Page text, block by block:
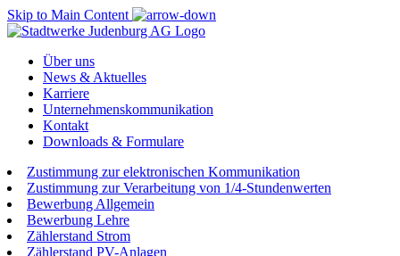
Skip to Main Content
Über uns
News & Aktuelles
Karriere
Unternehmenskommunikation
Kontakt
Downloads & Formulare
Zustimmung zur elektronischen Kommunikation
Zustimmung zur Verarbeitung von 1/4-Stundenwerten
Bewerbung Allgemein
Bewerbung Lehre
Zählerstand Strom
Zählerstand PV-Anlagen